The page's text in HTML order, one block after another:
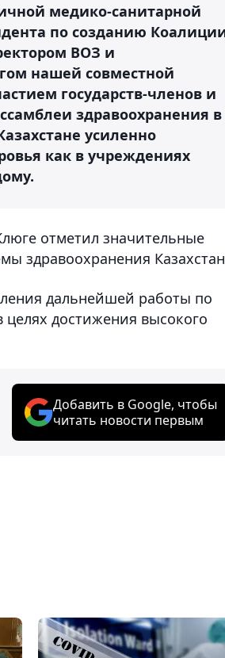
медико-санитарной
по созданию
ВОЗ и
нашей совместной
государств-членов и
здравоохранения в
усиленно
как в учреждениях
отметил значительные
здравоохранения
дальнейшей работы по
достижения высокого
Добавить в Google, чтобы
читать новости первым